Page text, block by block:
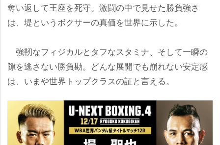
奪い返して王座を死守。激闘の中で見せた勝負強さ
は、堤というボクサーの真価を世界に示した。
強靭なフィジカルとタフなスタミナ、そして一瞬の
隙を逃さない勝負勘。どんな展開でも崩れない安定感
は、いまや世界トップクラスの証と言える。